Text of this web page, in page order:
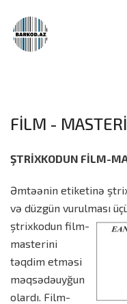
FİLM -
ŞTRİXKODUN FİLM-
Əmtəənin etiketinə
və düzgün vurulması
ştrixkodun film-
masterini
təqdim etməsi
məqsədəuyğun
olardı. Film-